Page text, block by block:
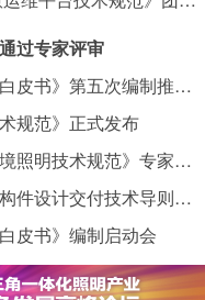
过专家评审
协会召开《数字灯网产业生态发展白皮书》第五次编制推进会
规范》正式发布
协会组织召开团标《幼儿园室内环境照明技术规范》专家评审会
团体标准《数字灯网 智慧灯杆BIM构件设计交付技术导则》正式发布
皮书》编制启动会